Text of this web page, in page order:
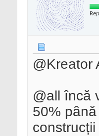
@Kreator
@all încă
50%